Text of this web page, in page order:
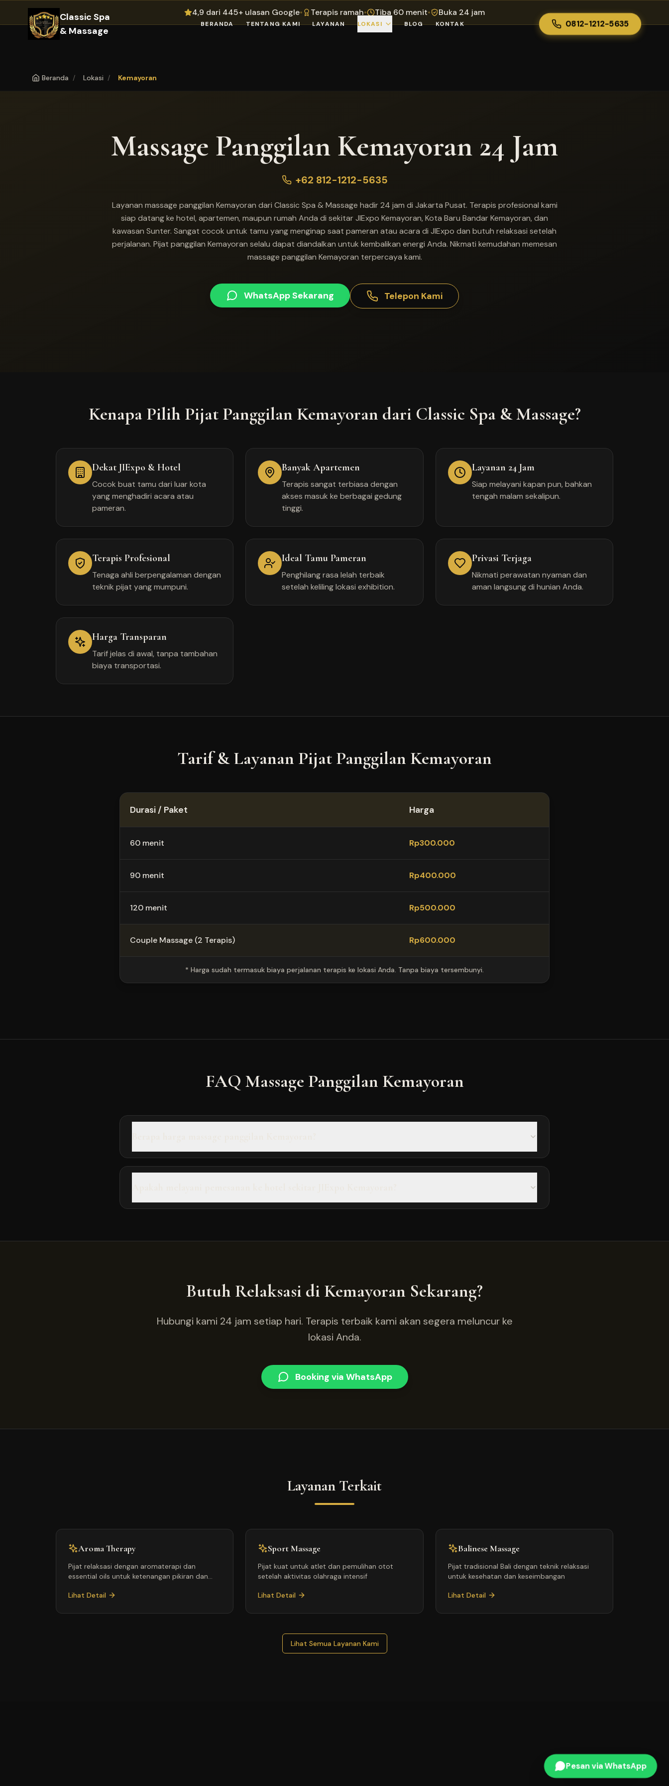
Classic Spa
& Massage
BERANDA TENTANG KAMI LAYANAN LOKASI BLOG KONTAK 0812-1212-5635
4,9 dari 445+ ulasan Google• Terapis ramah• Tiba 60 menit• Buka 24 jam
Beranda / Lokasi / Kemayoran
Massage Panggilan Kemayoran 24 Jam
+62 812-1212-5635
Layanan massage panggilan Kemayoran dari Classic Spa & Massage hadir 24 jam di Jakarta Pusat. Terapis profesional kami
siap datang ke hotel, apartemen, maupun rumah Anda di sekitar JIExpo Kemayoran, Kota Baru Bandar Kemayoran, dan
kawasan Sunter. Sangat cocok untuk tamu yang menginap saat pameran atau acara di JIExpo dan butuh relaksasi setelah
perjalanan. Pijat panggilan Kemayoran selalu dapat diandalkan untuk kembalikan energi Anda. Nikmati kemudahan memesan
massage panggilan Kemayoran terpercaya kami.
WhatsApp Sekarang Telepon Kami
Kenapa Pilih Pijat Panggilan Kemayoran dari Classic Spa & Massage?
Dekat JIExpo & Hotel
Cocok buat tamu dari luar kota
yang menghadiri acara atau
pameran.
Banyak Apartemen
Terapis sangat terbiasa dengan
akses masuk ke berbagai gedung
tinggi.
Layanan 24 Jam
Siap melayani kapan pun, bahkan
tengah malam sekalipun.
Terapis Profesional
Tenaga ahli berpengalaman dengan
teknik pijat yang mumpuni.
Ideal Tamu Pameran
Penghilang rasa lelah terbaik
setelah keliling lokasi exhibition.
Privasi Terjaga
Nikmati perawatan nyaman dan
aman langsung di hunian Anda.
Harga Transparan
Tarif jelas di awal, tanpa tambahan
biaya transportasi.
Tarif & Layanan Pijat Panggilan Kemayoran
Durasi / Paket Harga
60 menit Rp300.000
90 menit Rp400.000
120 menit Rp500.000
Couple Massage (2 Terapis) Rp600.000
* Harga sudah termasuk biaya perjalanan terapis ke lokasi Anda. Tanpa biaya tersembunyi.
FAQ Massage Panggilan Kemayoran
Butuh Relaksasi di Kemayoran Sekarang?
Hubungi kami 24 jam setiap hari. Terapis terbaik kami akan segera meluncur ke
lokasi Anda.
Booking via WhatsApp
Layanan Terkait
Aroma Therapy
Pijat relaksasi dengan aromaterapi dan
essential oils untuk ketenangan pikiran dan
Lihat Detail
Sport Massage
Pijat kuat untuk atlet dan pemulihan otot
setelah aktivitas olahraga intensif
Lihat Detail
Balinese Massage
Pijat tradisional Bali dengan teknik relaksasi
untuk kesehatan dan keseimbangan
Lihat Detail
Lihat Semua Layanan Kami
Pesan via WhatsApp